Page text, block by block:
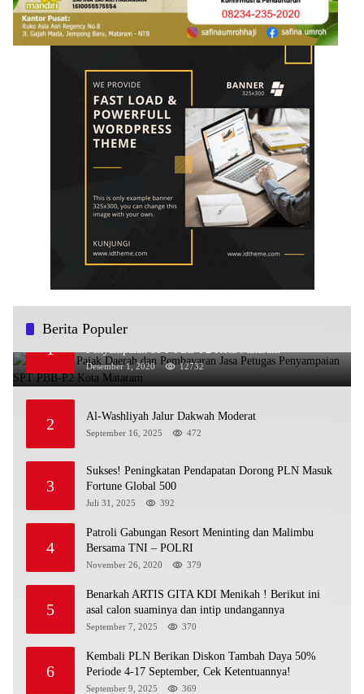
Berita Populer
1
Sosialisasi Pajak Daerah dan Pembayaran Jasa Petugas
Desember 1, 2020 12732
2 Al-Washliyah Jalur Dakwah Moderat
September 16, 2025 472
3
Sukses! Peningkatan Pendapatan Dorong PLN Masuk
Fortune Global 500
Juli 31, 2025 392
4
Patroli Gabungan Resort Meninting dan Malimbu
Bersama TNI – POLRI
November 26, 2020 379
5
Benarkah ARTIS GITA KDI Menikah ! Berikut ini
asal calon suaminya dan intip undangannya
September 7, 2025 370
6
Kembali PLN Berikan Diskon Tambah Daya 50%
Periode 4-17 September, Cek Ketentuannya!
September 9, 2025 369